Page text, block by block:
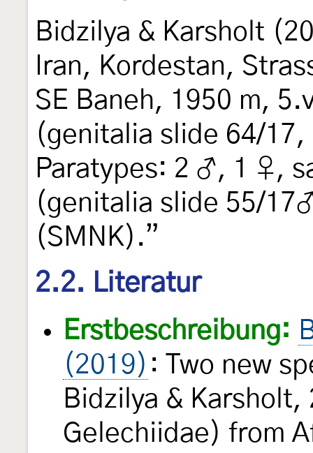
Bidzilya & Karsholt
Iran, Kordestan,
SE Baneh, 1950 m,
(genitalia slide 64/
Paratypes: 2 ♂, 1 ♀,
(genitalia slide 55/
(SMNK).”
2.2. Literatur
Erstbeschreibung:
(2019) : Two new
Bidzilya &
Gelechiidae) from